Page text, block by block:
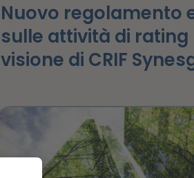
Nuovo regolamento
sulle attività di rating
visione di CRIF